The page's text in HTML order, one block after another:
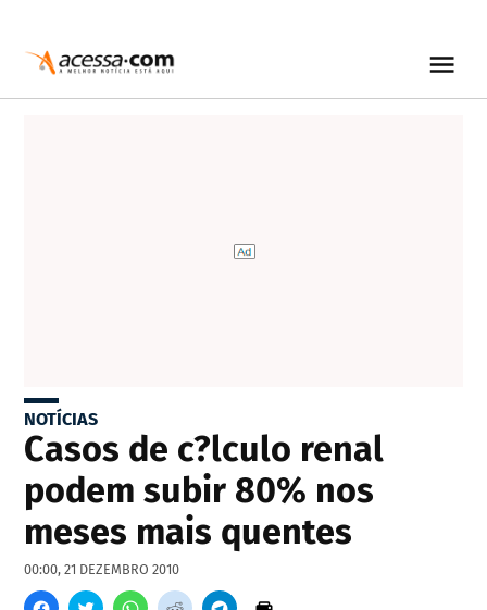
NOTÍCIAS
Casos de c?lculo renal
podem subir 80% nos
meses mais quentes
00:00, 21 DEZEMBRO 2010